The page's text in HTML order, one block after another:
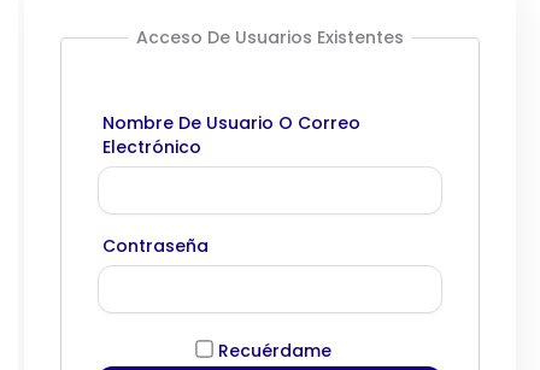
Acceso De Usuarios Existentes
Nombre De Usuario O Correo
Electrónico
Contraseña
Recuérdame